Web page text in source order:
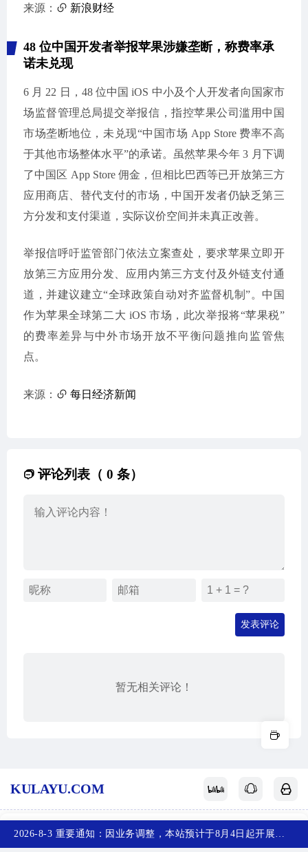
来源： 新浪财经
48 位中国开发者举报苹果涉嫌垄断，称费率承
诺未兑现
6 月 22 日，48 位中国 iOS 中小及个人开发者向国家市
场监督管理总局提交举报信，指控苹果公司滥用中国
市场垄断地位，未兑现“中国市场 App Store 费率不高
于其他市场整体水平”的承诺。虽然苹果今年 3 月下调
了中国区 App Store 佣金，但相比巴西等已开放第三方
应用商店、替代支付的市场，中国开发者仍缺乏第三
方分发和支付渠道，实际议价空间并未真正改善。
举报信呼吁监管部门依法立案查处，要求苹果立即开
放第三方应用分发、应用内第三方支付及外链支付通
道，并建议建立“全球政策自动对齐监督机制”。中国
作为苹果全球第二大 iOS 市场，此次举报将“苹果税”
的费率差异与中外市场开放不平衡问题推向监管焦
点。
来源： 每日经济新闻
评论列表（ 0 条）
发表评论
暂无相关评论！
首页 产品 排行榜 投稿
KULAYU.COM
酷拉鱼 网站地图 关于我们 赞赏支持 反馈投稿
2026-8-3 重要通知：因业务调整，本站预计于8月4日起开展新备案，届时，网站首页将访问不了，您可以收藏任意一个页面，访问网站！~